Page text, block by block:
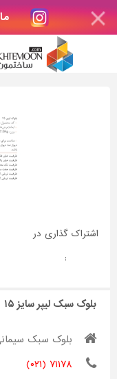
اشتراک گذاری در
:
بلوک سبک لیپر سایز ۱۵
بلوک سبک
۷۱۱۷۸ (۰۲۱)